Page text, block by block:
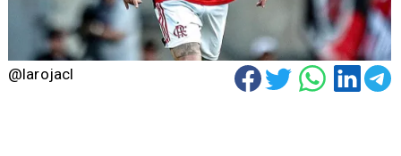
@larojacl